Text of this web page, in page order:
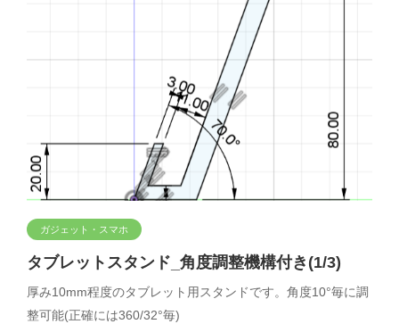
ガジェット・スマホ
タブレットスタンド_角度調整機構付き(1/3)
厚み10mm程度のタブレット用スタンドです。角度10°毎に調
整可能(正確には360/32°毎)